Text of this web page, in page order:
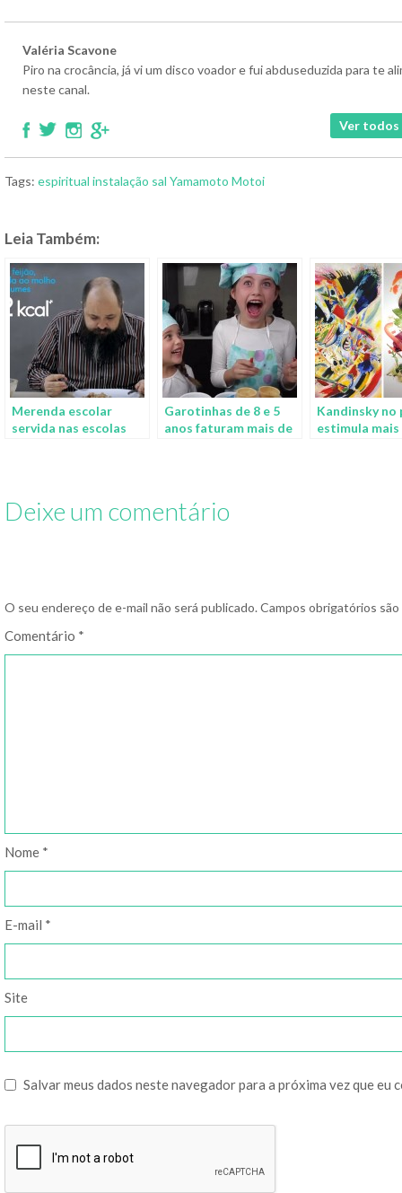
Valéria Scavone
Piro na crocância, já vi um disco voador e fui abduseduzida para te
neste canal.
Ver todos
Tags: espiritual instalação sal Yamamoto Motoi
Leia Também:
Merenda escolar
servida nas escolas
Garotinhas de 8 e 5
anos faturam mais de
Kandinsky no
estimula
Deixe um comentário
O seu endereço de e-mail não será publicado. Campos obrigatórios
Comentário *
Nome *
E-mail *
Site
Salvar meus dados neste navegador para a próxima vez que eu